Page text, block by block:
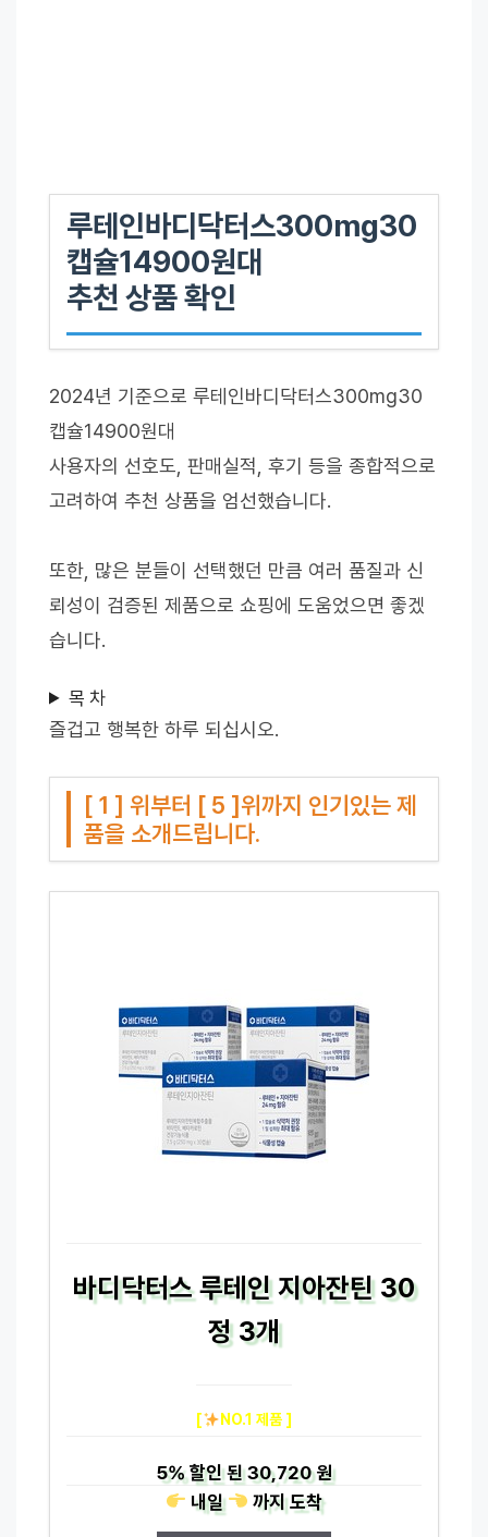
루테인바디닥터스300mg30
캡슐14900원대
추천 상품 확인
2024년 기준으로 루테인바디닥터스300mg30
캡슐14900원대
사용자의 선호도, 판매실적, 후기 등을 종합적으로
고려하여 추천 상품을 엄선했습니다.
또한, 많은 분들이 선택했던 만큼 여러 품질과 신
뢰성이 검증된 제품으로 쇼핑에 도움었으면 좋겠
습니다.
목 차
즐겁고 행복한 하루 되십시오.
[ 1 ] 위부터 [ 5 ]위까지 인기있는 제
품을 소개드립니다.
바디닥터스 루테인 지아잔틴 30
정 3개
[ NO.1 제품 ]
5%할인 된30,720 원
내일
까지도착